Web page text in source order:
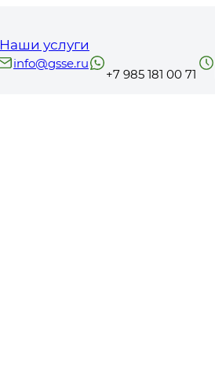
Наши услуги
info@gsse.ru
+7 985 181 00 71